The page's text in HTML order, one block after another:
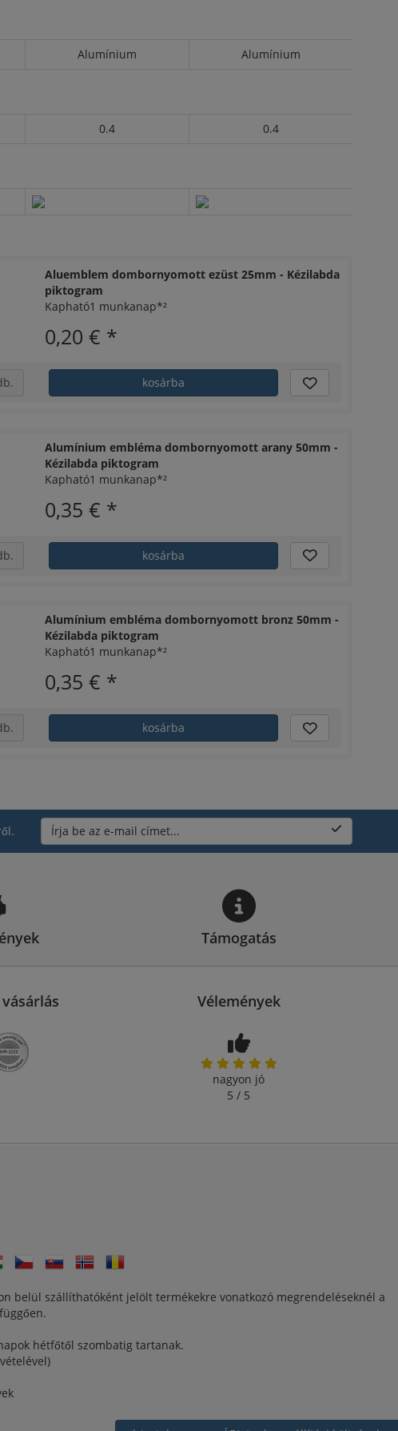
Alumínium Alumínium
0.4 0.4
Aluemblem dombornyomott ezüst 25mm - Kézilabda
piktogram
Kapható1 munkanap*²
0,20 € *
kosárba
Alumínium embléma dombornyomott arany 50mm -
Kézilabda piktogram
Kapható1 munkanap*²
0,35 € *
kosárba
Alumínium embléma dombornyomott bronz 50mm -
Kézilabda piktogram
Kapható1 munkanap*²
0,35 € *
kosárba
Írja be az e-mail címet...
Támogatás
Vélemények
nagyon jó
5 / 5
belül szállíthatóként jelölt termékekre vonatkozó megrendeléseknél a
hétfőtől szombatig tartanak.